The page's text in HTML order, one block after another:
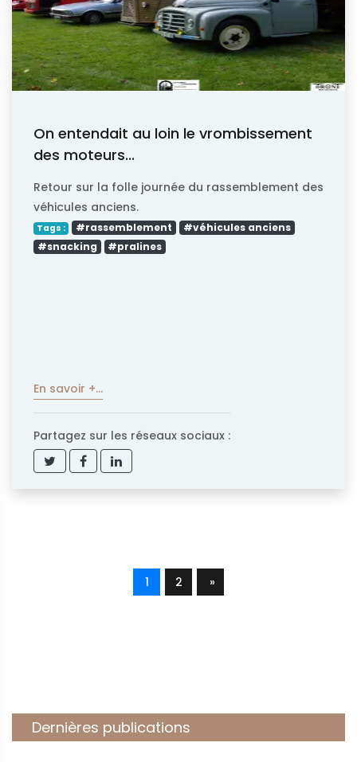
On entendait au loin le vrombissement
des moteurs...
Retour sur la folle journée du rassemblement des
véhicules anciens.
Tags : #rassemblement
#véhicules anciens
#snacking
#pralines
En savoir +...
Partagez sur les réseaux sociaux :
1 2 »
Dernières publications